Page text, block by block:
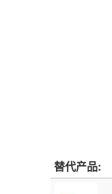
替代产品: